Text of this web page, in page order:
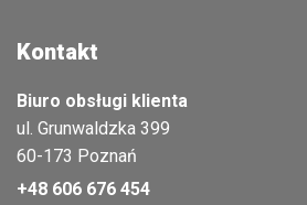
Kontakt
Biuro obsługi klienta
ul. Grunwaldzka 399
60-173 Poznań
+48 606 676 454